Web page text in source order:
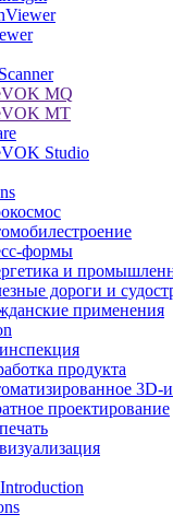
MQ
MT
Studio
формы
и
дороги и
применения
продукта
3D-
проектирование